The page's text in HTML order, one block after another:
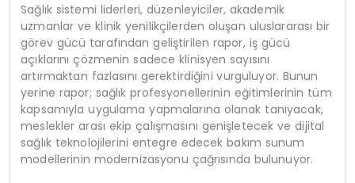
Sağlık sistemi liderleri, düzenleyiciler, akademik
uzmanlar ve klinik yenilikçilerden oluşan uluslararası bir
görev gücü tarafından geliştirilen rapor, iş gücü
açıklarını çözmenin sadece klinisyen sayısını
artırmaktan fazlasını gerektirdiğini vurguluyor. Bunun
yerine rapor; sağlık profesyonellerinin eğitimlerinin tüm
kapsamıyla uygulama yapmalarına olanak tanıyacak,
meslekler arası ekip çalışmasını genişletecek ve dijital
sağlık teknolojilerini entegre edecek bakım sunum
modellerinin modernizasyonu çağrısında bulunuyor.